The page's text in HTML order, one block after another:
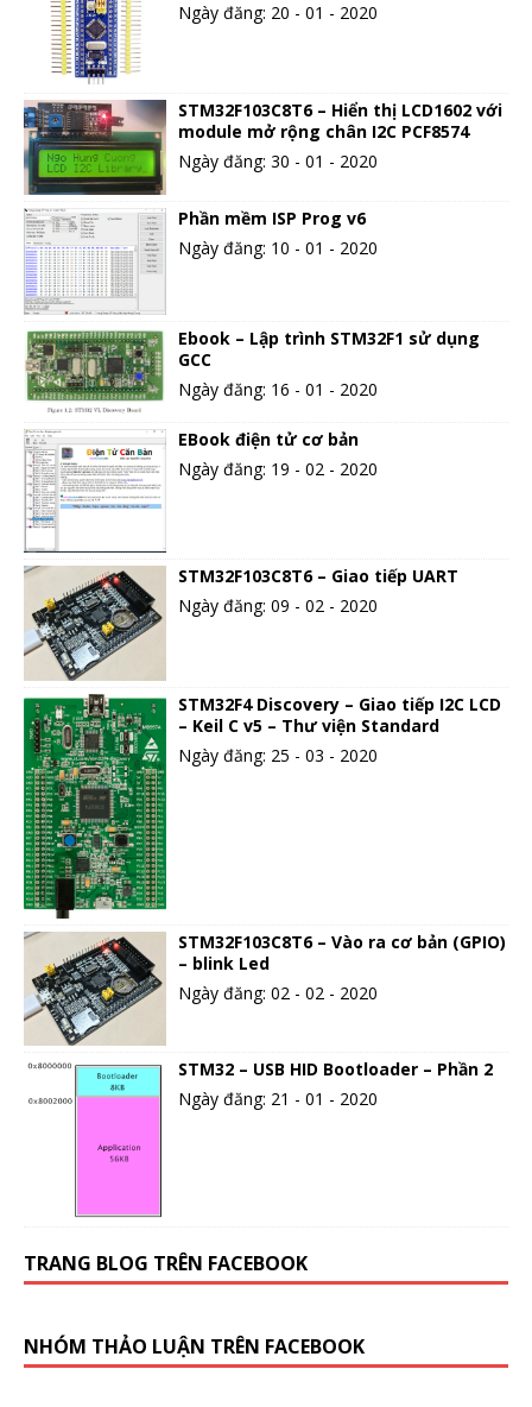
Ngày đăng: 20 - 01 - 2020
STM32F103C8T6 – Hiển thị LCD1602 với
module mở rộng chân I2C PCF8574
Ngày đăng: 30 - 01 - 2020
Phần mềm ISP Prog v6
Ngày đăng: 10 - 01 - 2020
Ebook – Lập trình STM32F1 sử dụng
GCC
Ngày đăng: 16 - 01 - 2020
EBook điện tử cơ bản
Ngày đăng: 19 - 02 - 2020
STM32F103C8T6 – Giao tiếp UART
Ngày đăng: 09 - 02 - 2020
STM32F4 Discovery – Giao tiếp I2C LCD
– Keil C v5 – Thư viện Standard
Ngày đăng: 25 - 03 - 2020
STM32F103C8T6 – Vào ra cơ bản (GPIO)
– blink Led
Ngày đăng: 02 - 02 - 2020
STM32 – USB HID Bootloader – Phần 2
Ngày đăng: 21 - 01 - 2020
TRANG BLOG TRÊN FACEBOOK
NHÓM THẢO LUẬN TRÊN FACEBOOK